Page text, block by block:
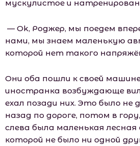
мускулистое и
— Оk, Роджер, мы поедем
нами, мы знаем маленькую
которой нет такого
Они оба пошли к своей
иностранка возбуждающе
ехал позади них. Это было не
назад по дороге, потом в
слева была маленькая
которой не было ни одной